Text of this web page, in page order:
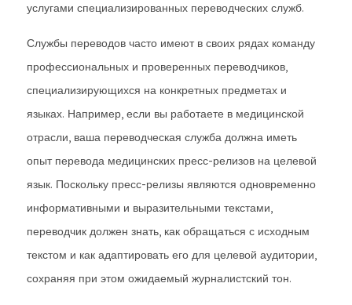
услугами специализированных переводческих служб.
Службы переводов часто имеют в своих рядах команду
профессиональных и проверенных переводчиков,
специализирующихся на конкретных предметах и
языках. Например, если вы работаете в медицинской
отрасли, ваша переводческая служба должна иметь
опыт перевода медицинских пресс-релизов на целевой
язык. Поскольку пресс-релизы являются одновременно
информативными и выразительными текстами,
переводчик должен знать, как обращаться с исходным
текстом и как адаптировать его для целевой аудитории,
сохраняя при этом ожидаемый журналистский тон.